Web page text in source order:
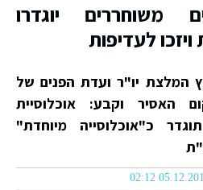
משוחררים יוגדרו
לעדיפות
המלצת יו"ר ועדת הפנים של
האסיר וקבע: אוכלוסיית
כ"אוכלוסייה מיוחדת"